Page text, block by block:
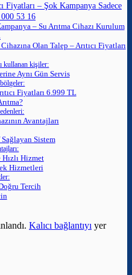
Fiyatları – Şok Kampanya Sadece
53 16
– Su Arıtma Cihazı Kurulum
Olan Talep – Arıtıcı Fiyatları
kullanan kişiler:
Aynı Gün Servis
Fiyatları 6.999 TL
Avantajları
Sistem
Hizmet
Hizmetleri
Tercih
Kalıcı bağlantıyı yer